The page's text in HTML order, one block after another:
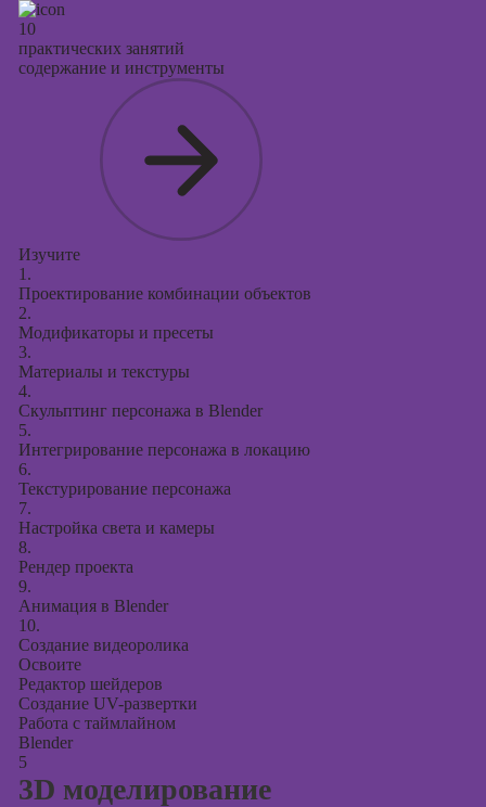
10
практических занятий
содержание и инструменты
Изучите
1.
Проектирование комбинации объектов
2.
Модификаторы и пресеты
3.
Материалы и текстуры
4.
Скульптинг персонажа в Blender
5.
Интегрирование персонажа в локацию
6.
Текстурирование персонажа
7.
Настройка света и камеры
8.
Рендер проекта
9.
Анимация в Blender
10.
Создание видеоролика
Освоите
Редактор шейдеров
Создание UV-развертки
Работа с таймлайном
Blender
5
3D моделирование